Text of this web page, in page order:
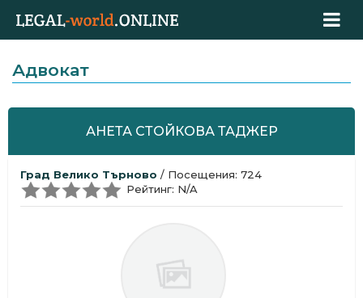
Адвокат
АНЕТА СТОЙКОВА ТАДЖЕР
Град Велико Търново / Посещения: 724
Рейтинг: N/A